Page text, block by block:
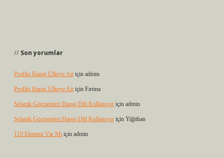
Son yorumlar
Profilo Hangi Ülkeye Ait için admin
Profilo Hangi Ülkeye Ait için Fırtına
Selanik Göçmenleri Hangi Dili Kullanıyor için admin
Selanik Göçmenleri Hangi Dili Kullanıyor için Yiğithan
119 Element Var Mı için admin